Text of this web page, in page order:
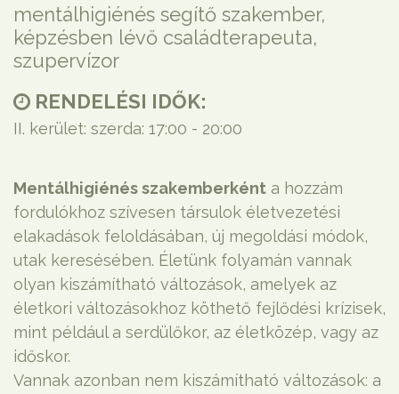
mentálhigiénés segítő szakember,
képzésben lévő családterapeuta,
szupervízor
RENDELÉSI IDŐK:
II. kerület: szerda: 17:00 - 20:00
Mentálhigiénés szakemberként a hozzám
fordulókhoz szívesen társulok életvezetési
elakadások feloldásában, új megoldási módok,
utak keresésében. Életünk folyamán vannak
olyan kiszámítható változások, amelyek az
életkori változásokhoz köthető fejlődési krízisek,
mint például a serdülőkor, az életközép, vagy az
időskor.
Vannak azonban nem kiszámítható változások: a